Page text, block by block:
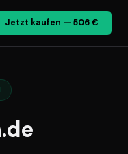
Jetzt kaufen — 506 €